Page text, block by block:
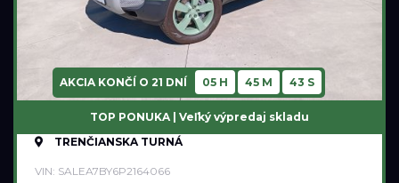
AKCIA KONČÍ O 21 DNÍ 05 H 45 M 41 S
TOP PONUKA | Veľký výpredaj skladu
TRENČIANSKA TURNÁ
VIN: SALEA7BY6P2164066